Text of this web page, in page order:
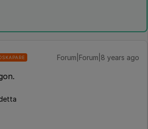
Forum|Forum|8 years ago